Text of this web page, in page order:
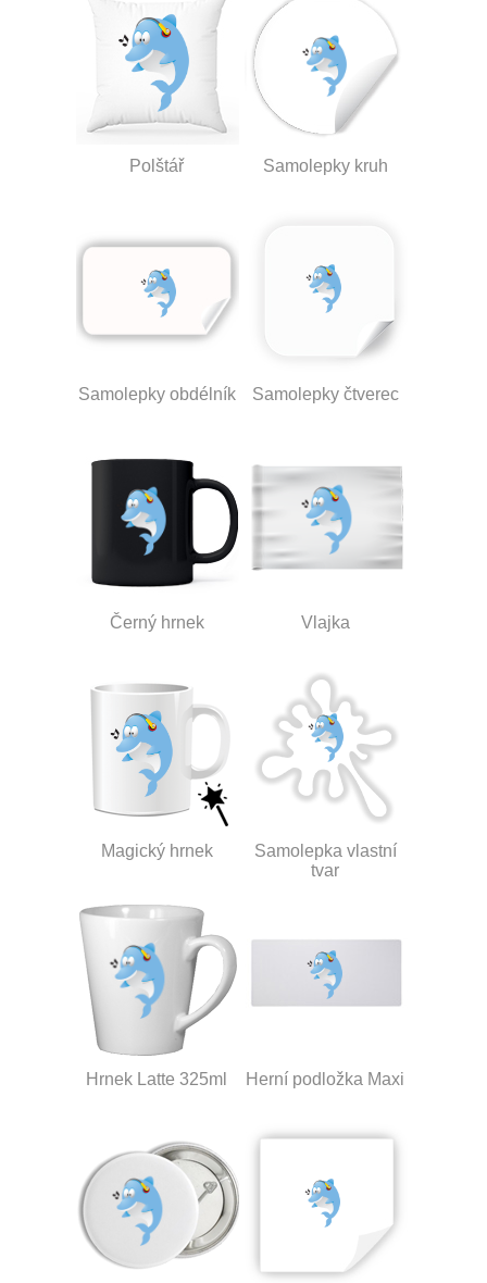
Polštář Samolepky kruh
Samolepky obdélník Samolepky čtverec
Černý hrnek Vlajka
Magický hrnek
Samolepka vlastní
tvar
Hrnek Latte 325ml Herní podložka Maxi